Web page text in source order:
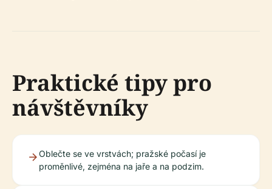
Praktické tipy pro
návštěvníky
Oblečte se ve vrstvách; pražské počasí je
proměnlivé, zejména na jaře a na podzim.